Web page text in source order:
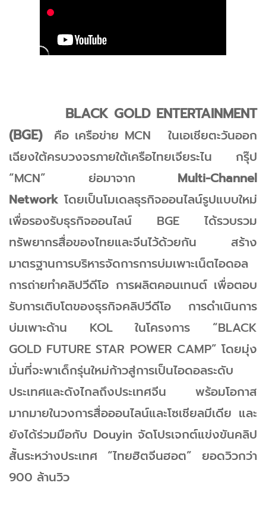
BLACK GOLD ENTERTAINMENT
(BGE)
คือ เครือข่าย MCN ในเอเชียตะวันออก
เฉียงใต้ครบวงจรภายใต้เครือไทยเจียระไน กรุ๊ป
“MCN” ย่อมาจาก Multi-Channel
Network โดยเป็นโมเดลธุรกิจออนไลน์รูปแบบใหม่
เพื่อรองรับธุรกิจออนไลน์ BGE ได้รวบรวม
ทรัพยากรสื่อของไทยและจีนไว้ด้วยกัน สร้าง
มาตรฐานการบริหารจัดการการบ่มเพาะเน็ตไอดอล
การถ่ายทำคลิปวีดีโอ การผลิตคอนเทนต์ เพื่อตอบ
รับการเติบโตของธุรกิจคลิปวีดีโอ การดำเนินการ
บ่มเพาะด้าน KOL ในโครงการ “BLACK
GOLD FUTURE STAR POWER CAMP” โดยมุ่ง
มั่นที่จะพาเด็กรุ่นใหม่ก้าวสู่การเป็นไอดอลระดับ
ประเทศและดังไกลถึงประเทศจีน พร้อมโอกาส
มากมายในวงการสื่อออนไลน์และโซเชียลมีเดีย และ
ยังได้ร่วมมือกับ Douyin จัดโปรเจกต์แข่งขันคลิป
สั้นระหว่างประเทศ “ไทยฮิตจีนฮอต” ยอดวิวกว่า
900 ล้านวิว